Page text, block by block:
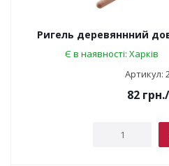
Ригель деревяннний
Є в наявності: Харків
Артикул:
82грн.